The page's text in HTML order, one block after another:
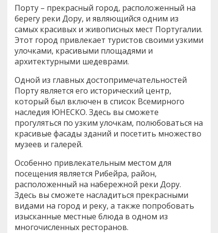
Порту – прекрасный город, расположенный на
берегу реки Дору, и являющийся одним из
самых красивых и живописных мест Португалии.
Этот город привлекает туристов своими узкими
улочками, красивыми площадями и
архитектурными шедеврами.
Одной из главных достопримечательностей
Порту является его исторический центр,
который был включен в список Всемирного
наследия ЮНЕСКО. Здесь вы сможете
прогуляться по узким улочкам, полюбоваться на
красивые фасады зданий и посетить множество
музеев и галерей.
Особенно привлекательным местом для
посещения является Рибейра, район,
расположенный на набережной реки Дору.
Здесь вы сможете насладиться прекрасными
видами на город и реку, а также попробовать
изысканные местные блюда в одном из
многочисленных ресторанов.